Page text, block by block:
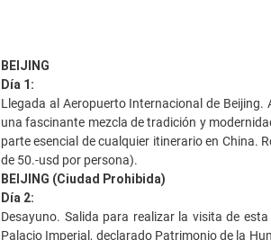
BEIJING
Día 1:
Llegada al Aeropuerto Internacional de
una fascinante mezcla de tradición y
parte esencial de cualquier itinerario en China.
de 50.-usd por persona).
BEIJING (Ciudad Prohibida)
Día 2:
Desayuno. Salida para realizar la visita de
Palacio Imperial, declarado Patrimonio de la